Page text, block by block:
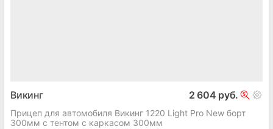
Викинг 2 604 руб.
Прицеп для автомобиля Викинг 1220 Light Pro New борт
300мм с тентом с каркасом 300мм